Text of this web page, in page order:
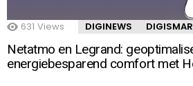
631 Views DIGINEWS
Netatmo en Legrand:
energiebesparend comfort met